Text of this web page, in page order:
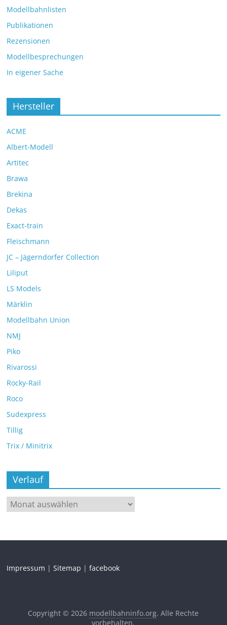
Modellbahnlisten
Publikationen
Rezensionen
Modellbesprechungen
In eigener Sache
Hersteller
ACME
Albert-Modell
Artitec
Brawa
Brekina
Dekas
Exact-train
Fleischmann
JC – Jägerndorfer Collection
Liliput
LS Models
Märklin
Modellbahn Union
NMJ
Piko
Rivarossi
Rocky-Rail
Roco
Sudexpress
Tillig
Trix / Minitrix
Verlauf
Impressum |Sitemap |facebook
Copyright © 2026 modellbahninfo.org. Alle Rechte
vorbehalten.